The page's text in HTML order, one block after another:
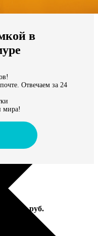
в
Отвечаем за 24
мира!
Цена, руб.